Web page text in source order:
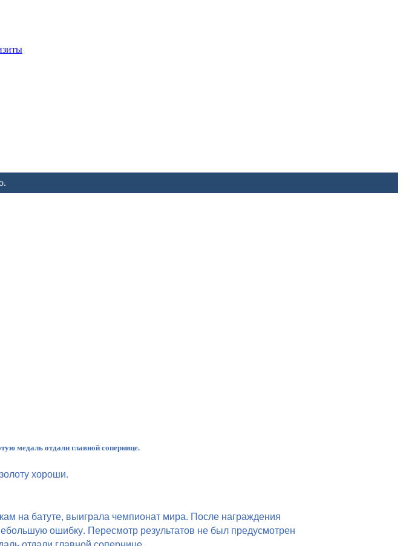
медаль отдали главной сопернице.
хороши.
на батуте, выиграла чемпионат мира. После награждения
ошибку. Пересмотр результатов не был предусмотрен